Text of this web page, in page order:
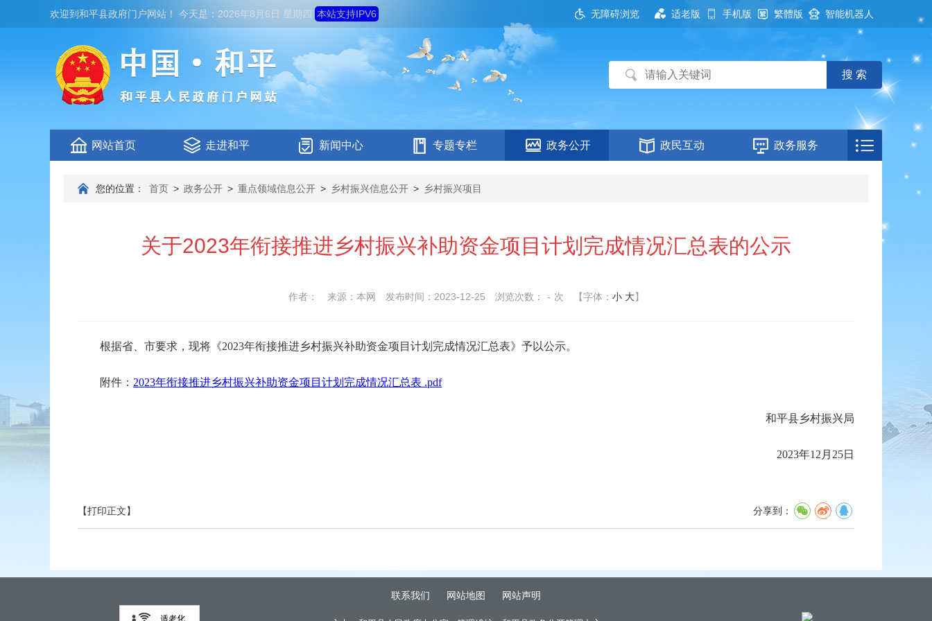
欢迎到和平县政府门户网站 ！ 今天是： 2026年8月6日 星期四 本站支持IPV6 无障碍浏览 适老版 手机版 繁體版 智能机器人
网站首页 走进和平 新闻中心 专题专栏 政务公开 政民互动 政务服务
您的位置： 首页 > 政务公开 > 重点领域信息公开 > 乡村振兴信息公开 > 乡村振兴项目
关于2023年衔接推进乡村振兴补助资金项目计划完成情况汇总表的公示
作者： 来源：本网 发布时间：2023-12-25 浏览次数： - 次 【字体： 小 大】
根据省、市要求，现将《2023年衔接推进乡村振兴补助资金项目计划完成情况汇总表》予以公示。
附件： 2023年衔接推进乡村振兴补助资金项目计划完成情况汇总表 .pdf
和平县乡村振兴局
2023年12月25日
分享到：
【打印正文】
联系我们 网站地图 网站声明